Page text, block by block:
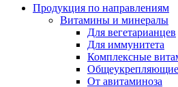
Продукция по направлениям
Витамины и минералы
Для вегетарианцев
Для иммунитета
Комплексные
Общеукрепляющие
От авитаминоза